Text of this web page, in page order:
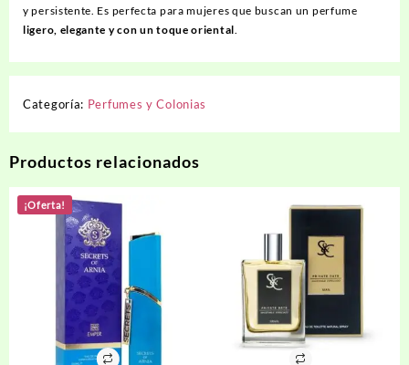
y persistente. Es perfecta para mujeres que buscan un perfume
ligero, elegante y con un toque oriental.
Categoría: Perfumes y Colonias
Productos relacionados
¡Oferta!